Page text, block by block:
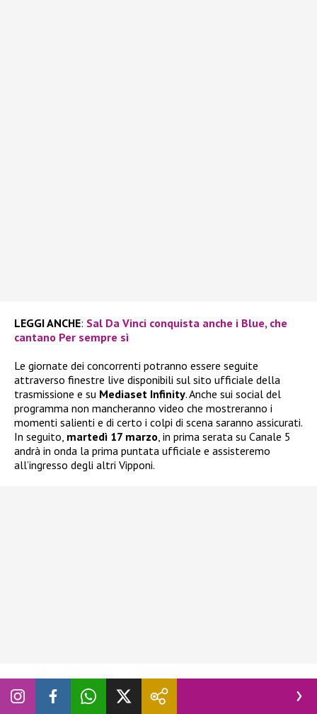
LEGGI ANCHE: Sal Da Vinci conquista anche i Blue, che
cantano Per sempre sì
Le giornate dei concorrenti potranno essere seguite
attraverso finestre live disponibili sul sito ufficiale della
trasmissione e su Mediaset Infinity. Anche sui social del
programma non mancheranno video che mostreranno i
momenti salienti e di certo i colpi di scena saranno assicurati.
In seguito, martedì 17 marzo, in prima serata su Canale 5
andrà in onda la prima puntata ufficiale e assisteremo
all’ingresso degli altri Vipponi.
Novella 2000
su:
Facebook ,Instagram X.